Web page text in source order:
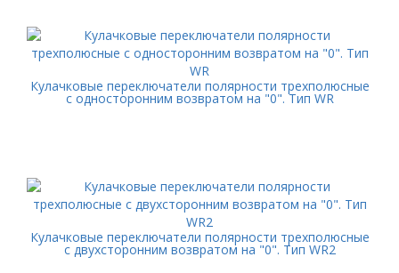
Кулачковые переключатели полярности трехполюсные
с односторонним возвратом на "0". Тип WR
Кулачковые переключатели полярности трехполюсные
с двухсторонним возвратом на "0". Тип WR2